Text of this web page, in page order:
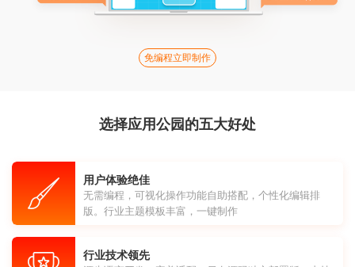
免编程立即制作
选择应用公园的五大好处
用户体验绝佳
无需编程，可视化操作功能自助搭配，个性化编辑排
版。行业主题模板丰富，一键制作
行业技术领先